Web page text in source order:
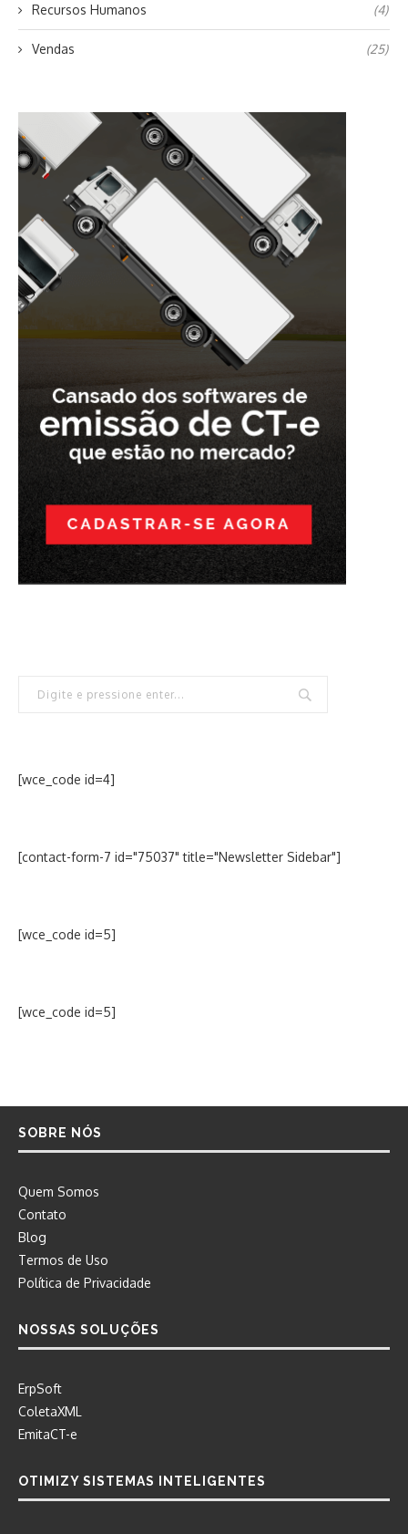
Recursos Humanos (4)
Vendas (25)
[wce_code id=4]
[contact-form-7 id="75037" title="Newsletter Sidebar"]
[wce_code id=5]
[wce_code id=5]
SOBRE NÓS
Quem Somos
Contato
Blog
Termos de Uso
Política de Privacidade
NOSSAS SOLUÇÕES
ErpSoft
ColetaXML
EmitaCT-e
OTIMIZY SISTEMAS INTELIGENTES